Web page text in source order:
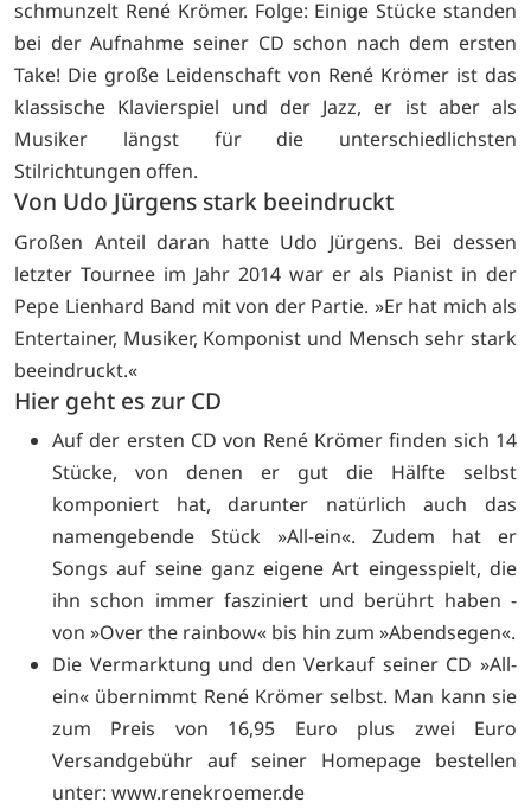
schmunzelt René Krömer. Folge: Einige Stücke standen
bei der Aufnahme seiner CD schon nach dem ersten
Take! Die große Leidenschaft von René Krömer ist das
klassische Klavierspiel und der Jazz, er ist aber als
Musiker längst für die unterschiedlichsten
Stilrichtungen offen.
Von Udo Jürgens stark beeindruckt
Großen Anteil daran hatte Udo Jürgens. Bei dessen
letzter Tournee im Jahr 2014 war er als Pianist in der
Pepe Lienhard Band mit von der Partie. »Er hat mich als
Entertainer, Musiker, Komponist und Mensch sehr stark
beeindruckt.«
Hier geht es zur CD
Auf der ersten CD von René Krömer finden sich 14
Stücke, von denen er gut die Hälfte selbst
komponiert hat, darunter natürlich auch das
namengebende Stück »All-ein«. Zudem hat er
Songs auf seine ganz eigene Art eingesspielt, die
ihn schon immer fasziniert und berührt haben -
von »Over the rainbow« bis hin zum »Abendsegen«.
Die Vermarktung und den Verkauf seiner CD »All-
ein« übernimmt René Krömer selbst. Man kann sie
zum Preis von 16,95 Euro plus zwei Euro
Versandgebühr auf seiner Homepage bestellen
unter: www.renekroemer.de